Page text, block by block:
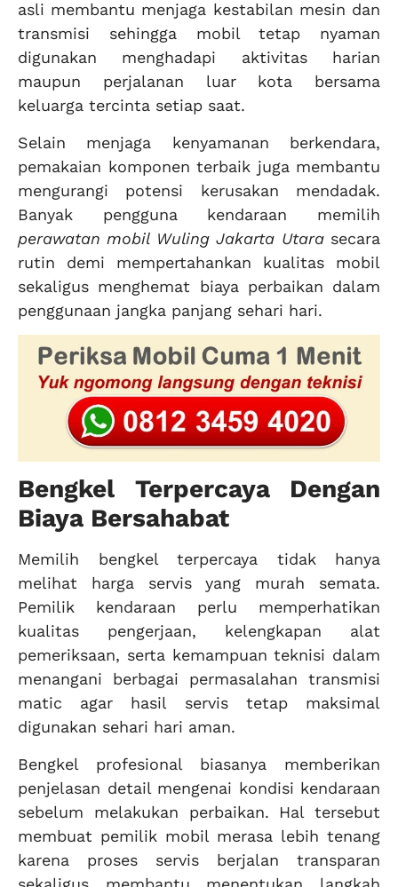
asli membantu menjaga kestabilan mesin dan
transmisi sehingga mobil tetap nyaman
digunakan menghadapi aktivitas harian
maupun perjalanan luar kota bersama
keluarga tercinta setiap saat.
Selain menjaga kenyamanan berkendara,
pemakaian komponen terbaik juga membantu
mengurangi potensi kerusakan mendadak.
Banyak pengguna kendaraan memilih
perawatan mobil Wuling Jakarta Utarasecara
rutin demi mempertahankan kualitas mobil
sekaligus menghemat biaya perbaikan dalam
penggunaan jangka panjang sehari hari.
Bengkel Terpercaya Dengan
Biaya Bersahabat
Memilih bengkel terpercaya tidak hanya
melihat harga servis yang murah semata.
Pemilik kendaraan perlu memperhatikan
kualitas pengerjaan, kelengkapan alat
pemeriksaan, serta kemampuan teknisi dalam
menangani berbagai permasalahan transmisi
matic agar hasil servis tetap maksimal
digunakan sehari hari aman.
Bengkel profesional biasanya memberikan
penjelasan detail mengenai kondisi kendaraan
sebelum melakukan perbaikan. Hal tersebut
membuat pemilik mobil merasa lebih tenang
karena proses servis berjalan transparan